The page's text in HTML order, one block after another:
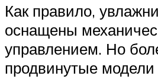
Как правило,
оснащены
управлением. Но
продвинутые